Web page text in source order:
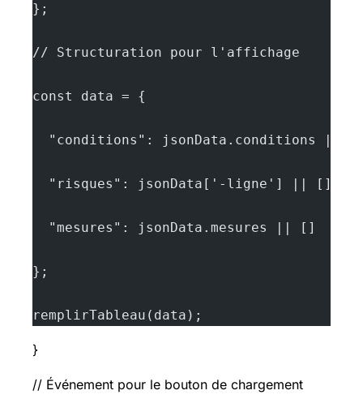
};
// Structuration pour l'affichage
const data = {
"conditions": jsonData.conditions ||
  "risques": jsonData['-ligne'] || [],
  "mesures": jsonData.mesures || []
};
remplirTableau(data);
}
// Événement pour le bouton de chargement